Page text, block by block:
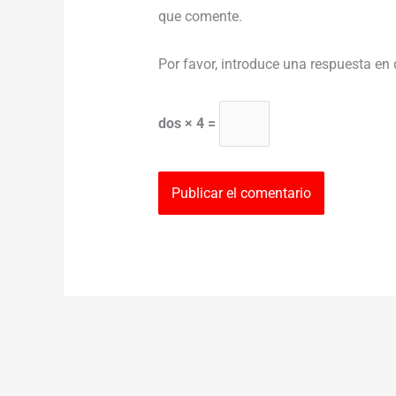
que comente.
Por favor, introduce una respuesta en
dos × 4 =